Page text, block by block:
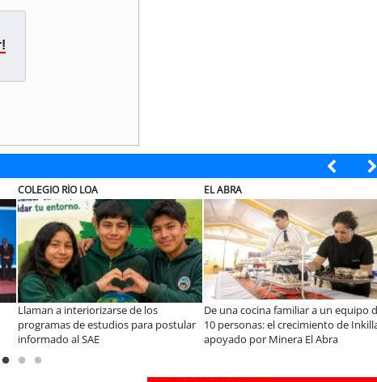
ELECTROLUX
Claves para comprar
electrodomésticos durante el Black
Sale
MUTUAL
A dos años de la Ley Karin:
especialistas afirman que el desafío es
consolidar un cambio cultural en las